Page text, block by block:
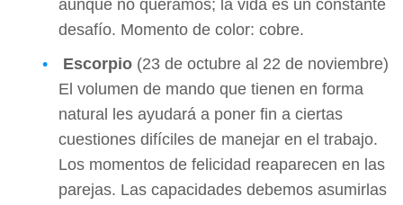
aunque no queramos; la vida es un constante
desafío. Momento de color: cobre.
Escorpio (23 de octubre al 22 de noviembre)
El volumen de mando que tienen en forma
natural les ayudará a poner fin a ciertas
cuestiones difíciles de manejar en el trabajo.
Los momentos de felicidad reaparecen en las
parejas. Las capacidades debemos asumirlas